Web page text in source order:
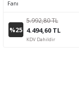
Fanı
%25
5.992,80 TL
4.494,60 TL
KDV Dahildir